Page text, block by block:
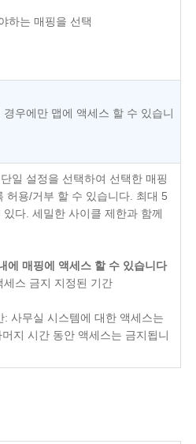
Perú
Español
English
하는 매핑을 선택
우에만 맵에 액세스 할 수 있습니
일 설정을 선택하여 선택한 매핑
허용/거부 할 수 있습니다. 최대 5
다. 세밀한 사이클 제한과 함께
에 매핑에 액세스 할 수 있습니다
세스 금지 지정된 기간
사무실 시스템에 대한 액세스는
지 시간 동안 액세스는 금지됩니